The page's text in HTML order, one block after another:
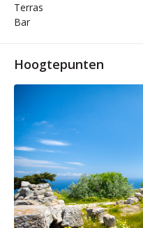
Terras
Bar
Hoogtepunten